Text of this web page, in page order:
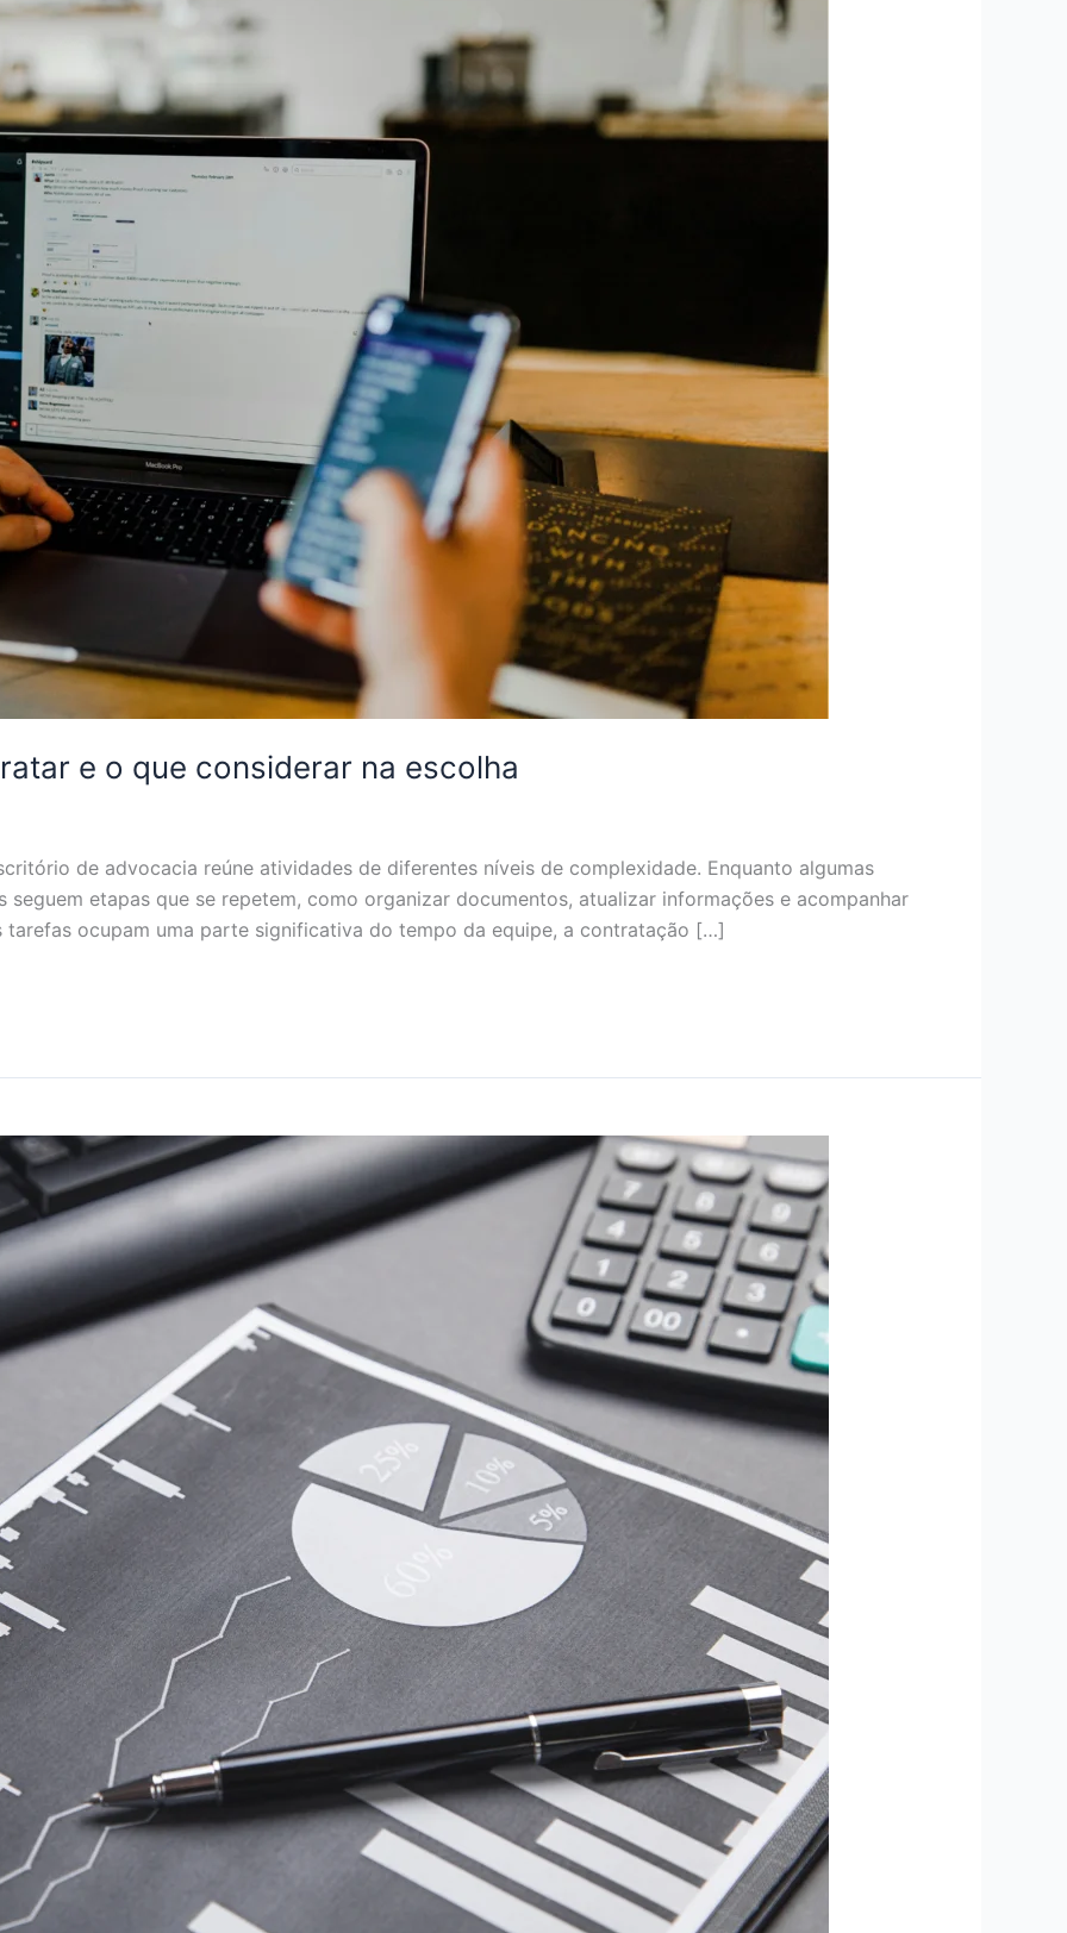
e o que considerar na escolha
de advocacia reúne atividades de diferentes níveis de complexidade. Enquanto algumas
seguem etapas que se repetem, como organizar documentos, atualizar informações e acompanhar
tarefas ocupam uma parte significativa do tempo da equipe, a contratação […]